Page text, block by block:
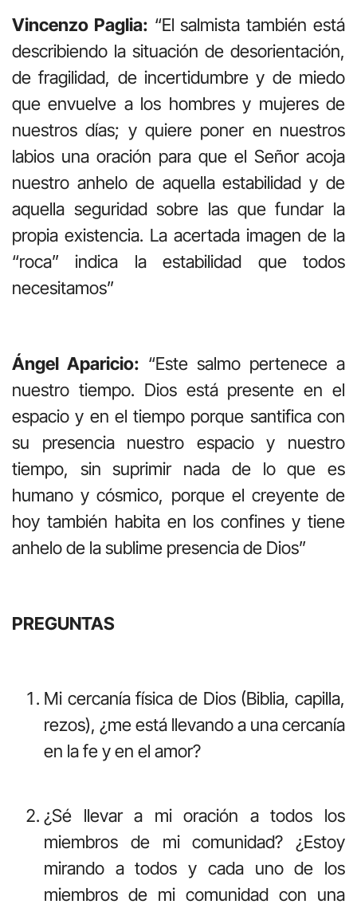
Vincenzo Paglia: “El salmista también está
describiendo la situación de desorientación,
de fragilidad, de incertidumbre y de miedo
que envuelve a los hombres y mujeres de
nuestros días; y quiere poner en nuestros
labios una oración para que el Señor acoja
nuestro anhelo de aquella estabilidad y de
aquella seguridad sobre las que fundar la
propia existencia. La acertada imagen de la
“roca” indica la estabilidad que todos
necesitamos”
Ángel Aparicio: “Este salmo pertenece a
nuestro tiempo. Dios está presente en el
espacio y en el tiempo porque santifica con
su presencia nuestro espacio y nuestro
tiempo, sin suprimir nada de lo que es
humano y cósmico, porque el creyente de
hoy también habita en los confines y tiene
anhelo de la sublime presencia de Dios”
PREGUNTAS
Mi cercanía física de Dios (Biblia, capilla,
rezos), ¿me está llevando a una cercanía
en la fe y en el amor?
¿Sé llevar a mi oración a todos los
miembros de mi comunidad? ¿Estoy
mirando a todos y cada uno de los
miembros de mi comunidad con una